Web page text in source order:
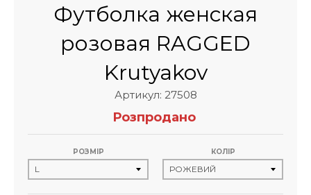
Футболка женская
розовая RAGGED
Krutyakov
Артикул: 27508
Розпродано
РОЗМІР КОЛІР